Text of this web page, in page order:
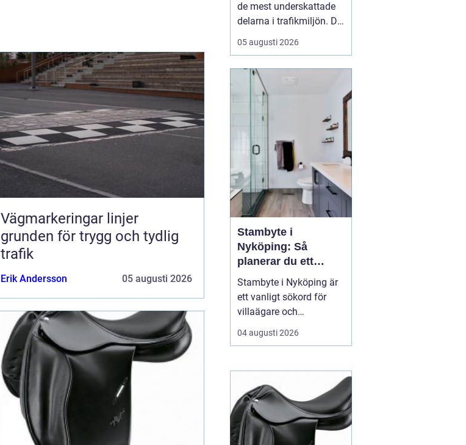
Vägmarkeringar linjer
grunden för trygg och tydlig
trafik
Erik Andersson 05 augusti 2026
de mest underskattade
delarna i trafikmiljön. De
syns överallt, men märks
ofta först när de saknas
vägmarkeringar linjer
skaparstruktur,...
05 augusti 2026
Stambyte i
Nyköping: Så
planerar du ett
tryggt och hållbart
projekt
Stambyte i Nyköping är
ett vanligt sökord för
villaägare och
bostadsrättsföreningar
som börjar se
rörsystemet. Många vill
förstå när rören faktiskt
beh...
04 augusti 2026